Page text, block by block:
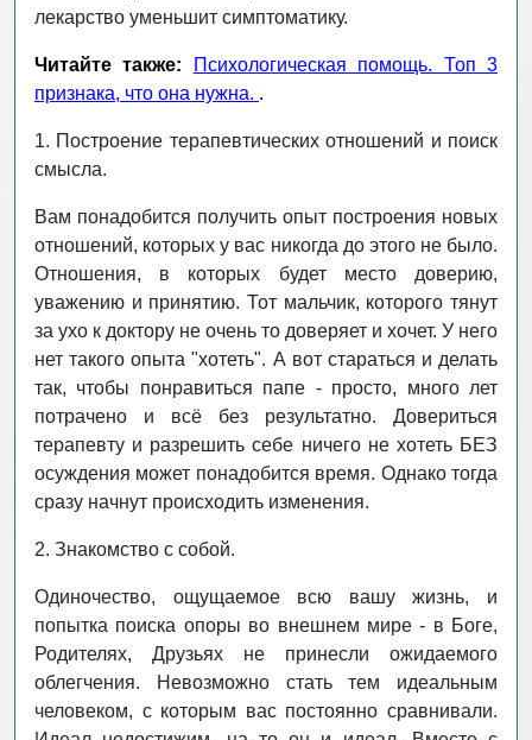
лекарство уменьшит симптоматику.
Читайте также:
Психологическая помощь. Топ 3
признака, что она нужна. .
1. Построение терапевтических отношений и поиск
смысла.
Вам понадобится получить опыт построения новых
отношений, которых у вас никогда до этого не было.
Отношения, в которых будет место доверию,
уважению и принятию. Тот мальчик, которого тянут
за ухо к доктору не очень то доверяет и хочет. У него
нет такого опыта "хотеть". А вот стараться и делать
так, чтобы понравиться папе - просто, много лет
потрачено и всё без результатно. Довериться
терапевту и разрешить себе ничего не хотеть БЕЗ
осуждения может понадобится время. Однако тогда
сразу начнут происходить изменения.
2. Знакомство с собой.
Одиночество, ощущаемое всю вашу жизнь, и
попытка поиска опоры во внешнем мире - в Боге,
Родителях, Друзьях не принесли ожидаемого
облегчения. Невозможно стать тем идеальным
человеком, с которым вас постоянно сравнивали.